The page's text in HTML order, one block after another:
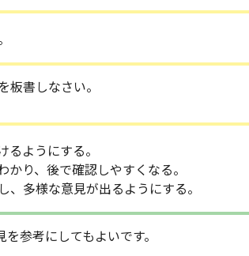
板書しなさい。
ようにする。
り、後で確認しやすくなる。
多様な意見が出るようにする。
参考にしてもよいです。